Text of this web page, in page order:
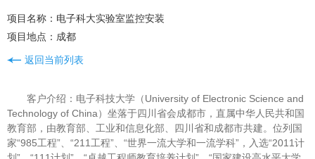
项目名称：电子科大实验室监控安装
项目地点：成都
返回当前列表
客户介绍：电子科技大学（University of Electronic Science and
Technology of China）坐落于四川省会成都市，直属中华人民共和国
教育部，由教育部、工业和信息化部、四川省和成都市共建。位列国
家“985工程”、“211工程”、“世界一流大学和一流学科”，入选“2011计